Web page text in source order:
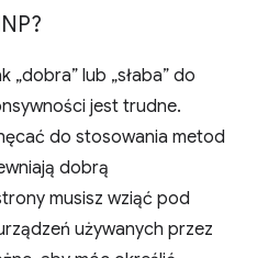
„dobra” lub „słaba” do
jest trudne.
do stosowania metod
dobrą
musisz wziąć pod
używanych przez